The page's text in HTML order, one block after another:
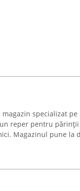
specializat
reper pentru
Magazinul pune la